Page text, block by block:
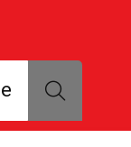
modèle